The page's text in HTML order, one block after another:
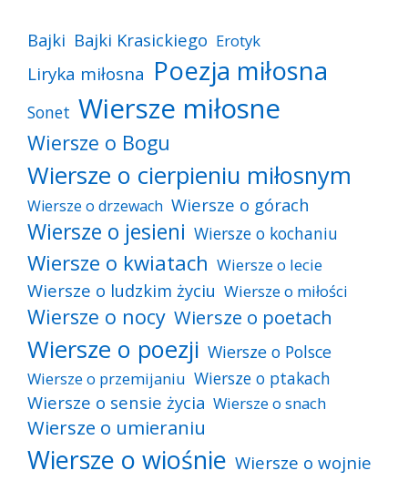
Bajki Bajki Krasickiego Erotyk
Liryka miłosna Poezja miłosna
Sonet Wiersze miłosne
Wiersze o Bogu
Wiersze o cierpieniu miłosnym
Wiersze o drzewach Wiersze o górach
Wiersze o jesieni Wiersze o kochaniu
Wiersze o kwiatach Wiersze o lecie
Wiersze o ludzkim życiu Wiersze o miłości
Wiersze o nocy Wiersze o poetach
Wiersze o poezji Wiersze o Polsce
Wiersze o przemijaniu Wiersze o ptakach
Wiersze o sensie życia Wiersze o snach
Wiersze o umieraniu
Wiersze o wiośnie Wiersze o wojnie